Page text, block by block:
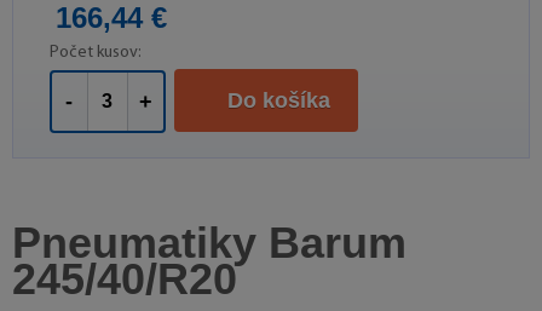
166,44 €
Počet kusov:
- + Do košíka
Pneumatiky Barum
245/40/R20